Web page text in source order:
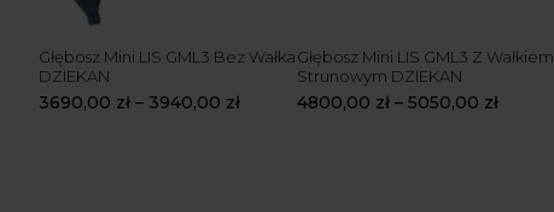
Głębosz Mini LIS GML3 Bez Wałka
DZIEKAN
3690,00 zł – 3940,00 zł
Głębosz Mini LIS GML3 Z Wałkiem
Strunowym DZIEKAN
4800,00 zł – 5050,00 zł